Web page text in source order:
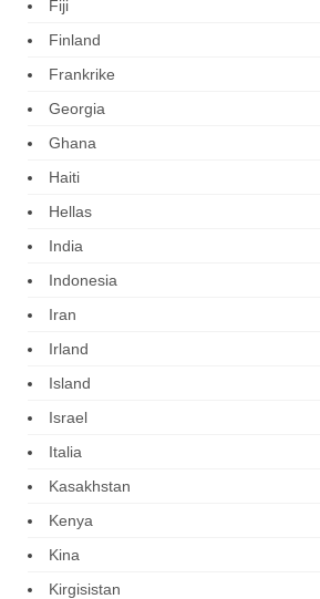
Fiji
Finland
Frankrike
Georgia
Ghana
Haiti
Hellas
India
Indonesia
Iran
Irland
Island
Israel
Italia
Kasakhstan
Kenya
Kina
Kirgisistan